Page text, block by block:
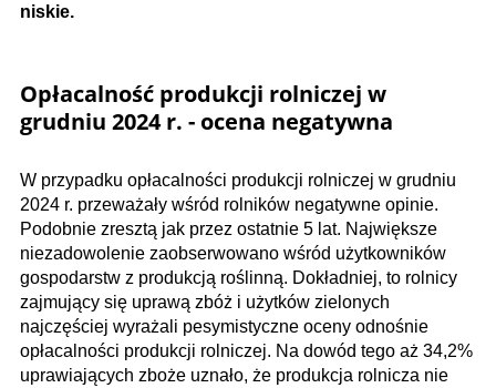
niskie.
Opłacalność produkcji rolniczej w
grudniu 2024 r. - ocena negatywna
W przypadku opłacalności produkcji rolniczej w grudniu
2024 r. przeważały wśród rolników negatywne opinie.
Podobnie zresztą jak przez ostatnie 5 lat. Największe
niezadowolenie zaobserwowano wśród użytkowników
gospodarstw z produkcją roślinną. Dokładniej, to rolnicy
zajmujący się uprawą zbóż i użytków zielonych
najczęściej wyrażali pesymistyczne oceny odnośnie
opłacalności produkcji rolniczej. Na dowód tego aż 34,2%
uprawiających zboże uznało, że produkcja rolnicza nie